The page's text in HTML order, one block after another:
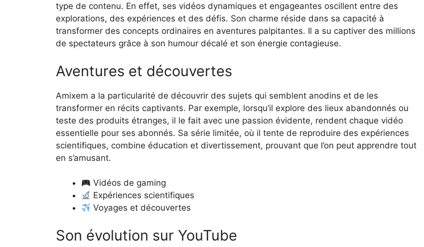
type de contenu. En effet, ses vidéos dynamiques et engageantes oscillent entre des
explorations, des expériences et des défis. Son charme réside dans sa capacité à
transformer des concepts ordinaires en aventures palpitantes. Il a su captiver des millions
de spectateurs grâce à son humour décalé et son énergie contagieuse.
Aventures et découvertes
Amixem a la particularité de découvrir des sujets qui semblent anodins et de les
transformer en récits captivants. Par exemple, lorsqu’il explore des lieux abandonnés ou
teste des produits étranges, il le fait avec une passion évidente, rendent chaque vidéo
essentielle pour ses abonnés. Sa série limitée, où il tente de reproduire des expériences
scientifiques, combine éducation et divertissement, prouvant que l’on peut apprendre tout
en s’amusant.
Vidéos de gaming
Expériences scientifiques
Voyages et découvertes
Son évolution sur YouTube